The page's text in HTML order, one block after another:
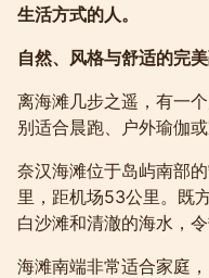
生活方式的人。
自然、风格与舒适的完
离海滩几步之遥，有一
别适合晨跑、户外瑜伽或
奈汉海滩位于岛屿南部
里，距机场53公里。既
白沙滩和清澈的海水，
海滩南端非常适合家庭